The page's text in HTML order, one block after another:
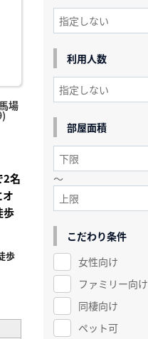
場
2名
歩
歩
利用人数
部屋面積
～
こだわり条件
女性向け
ファミリー向け
同棲向け
ペット可